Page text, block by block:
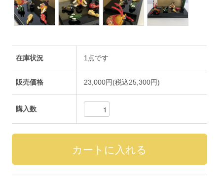
在庫状況 1点です
販売価格 23,000円(税込25,300円)
購入数